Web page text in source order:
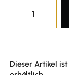
Dieser Artikel